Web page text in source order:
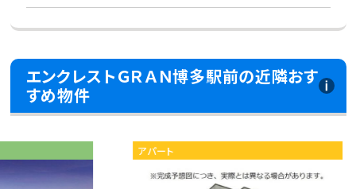
エンクレストＧＲＡＮ博多駅前の近隣おす
すめ物件